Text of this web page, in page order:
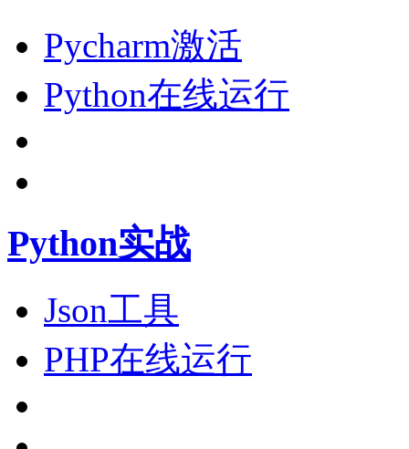
Pycharm激活
Python在线运行
Python实战
Json工具
PHP在线运行